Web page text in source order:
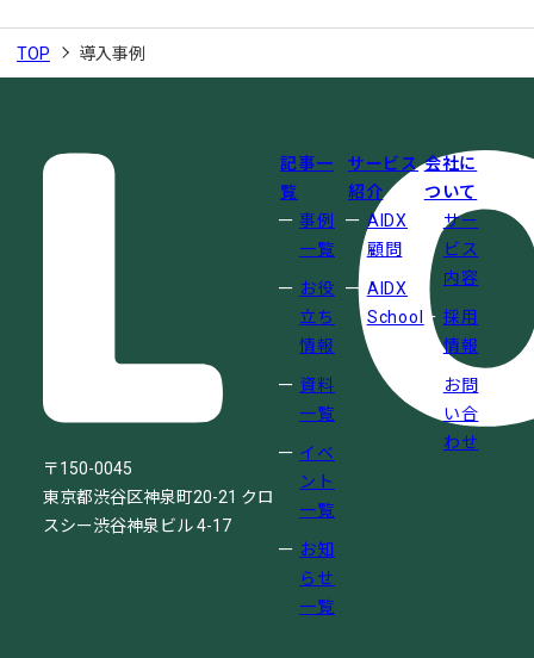
TOP 導入事例
〒150-0045
東京都渋谷区神泉町20-21 クロ
スシー渋谷神泉ビル 4-17
記事一
覧
事例
一覧
お役
立ち
情報
資料
一覧
イベ
ント
一覧
お知
らせ
一覧
サービス
紹介
AIDX
顧問
AIDX
School
会社に
ついて
サー
ビス
内容
採用
情報
お問
い合
わせ